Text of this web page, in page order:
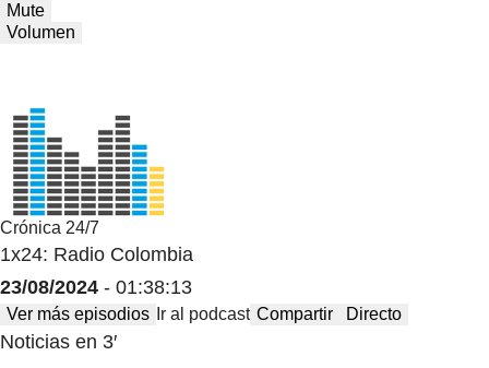
Mute
Volumen
Crónica 24/7
1x24: Radio Colombia
23/08/2024 - 01:38:13
Ver más episodios Ir al podcast Compartir Directo
Noticias en 3′